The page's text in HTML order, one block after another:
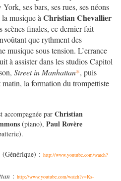
ses bars, ses rues, ses néons
musique à Christian Chevallier
scènes finales, ce dernier fait
que rythment des
musique sous tension. L’errance
à assister dans les studios Capitol
Street in Manhattan*, puis
matin, la formation du trompettiste
accompagnée par Christian
(piano), Paul Rovère
(Générique) : http://www.youtube.com/watch?
: http://www.youtube.com/watch?v=Ks-